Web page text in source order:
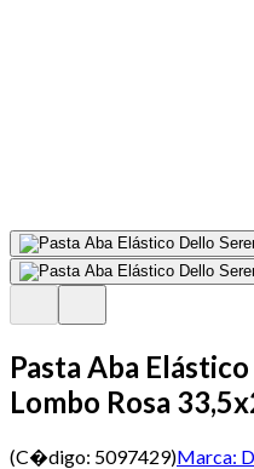
Pasta Aba
Lombo Rosa
(C�digo: 5097429)Marca: